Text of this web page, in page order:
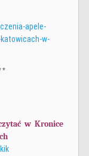
apele-
w-
w Kronice